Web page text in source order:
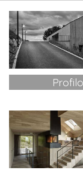
Profilo